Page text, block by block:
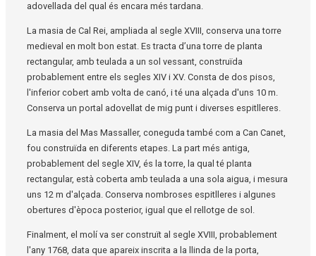
adovellada del qual és encara més tardana.
La masia de Cal Rei, ampliada al segle XVIII, conserva una torre
medieval en molt bon estat. Es tracta d’una torre de planta
rectangular, amb teulada a un sol vessant, construïda
probablement entre els segles XIV i XV. Consta de dos pisos,
l'inferior cobert amb volta de canó, i té una alçada d'uns 10 m.
Conserva un portal adovellat de mig punt i diverses espitlleres.
La masia del Mas Massaller, coneguda també com a Can Canet,
fou construïda en diferents etapes. La part més antiga,
probablement del segle XIV, és la torre, la qual té planta
rectangular, està coberta amb teulada a una sola aigua, i mesura
uns 12 m d'alçada. Conserva nombroses espitlleres i algunes
obertures d'època posterior, igual que el rellotge de sol.
Finalment, el molí va ser construït al segle XVIII, probablement
l'any 1768, data que apareix inscrita a la llinda de la porta,